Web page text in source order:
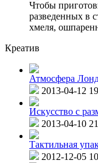
Чтобы
разведенных в
хмеля,
Креатив
Атмосфера
2013-04-12
Искусство с
2013-04-10
Тактильная
2012-12-05